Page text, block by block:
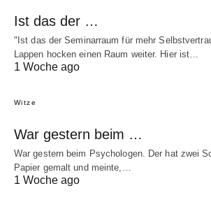
Ist das der …
"Ist das der Seminarraum für mehr
Lappen hocken einen Raum weiter. Hier ist…
1 Woche ago
Witze
War gestern beim …
War gestern beim Psychologen. Der hat zwei
Papier gemalt und meinte,…
1 Woche ago